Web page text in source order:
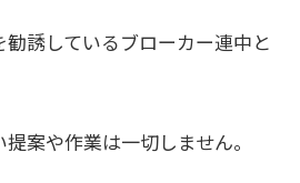
誘しているブローカー連中と
案や作業は一切しません。